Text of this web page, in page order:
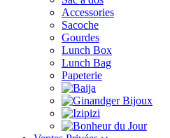
Accessories
Sacoche
Gourdes
Lunch Box
Lunch Bag
Papeterie